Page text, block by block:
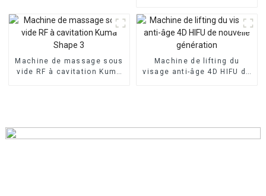
l'anti-âge et l'élimination
des rides
Machine de massage sous
vide RF à cavitation Kuma
Machine de lifting du
visage anti-âge 4D HIFU de